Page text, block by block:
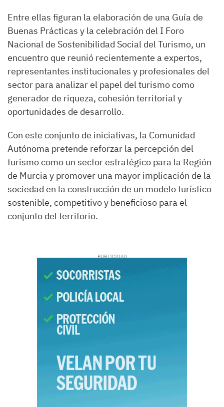
Entre ellas figuran la elaboración de una Guía de
Buenas Prácticas y la celebración del I Foro
Nacional de Sostenibilidad Social del Turismo, un
encuentro que reunió recientemente a expertos,
representantes institucionales y profesionales del
sector para analizar el papel del turismo como
generador de riqueza, cohesión territorial y
oportunidades de desarrollo.
Con este conjunto de iniciativas, la Comunidad
Autónoma pretende reforzar la percepción del
turismo como un sector estratégico para la Región
de Murcia y promover una mayor implicación de la
sociedad en la construcción de un modelo turístico
sostenible, competitivo y beneficioso para el
conjunto del territorio.